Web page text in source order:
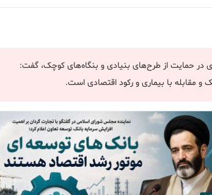
در حمایت از طرح‌های بنیادی و بنگاه‌های کوچک، گفت:
مقابله با بیماری و رکود اقتصادی است.